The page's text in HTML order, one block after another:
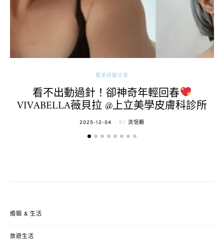
醫美經驗分享
看不出動過針！卻神奇年輕回春
VIVABELLA薇貝拉 @上立美學皮膚科診所
POSTED
2025-12-04 BY 流氓顆
婚姻 & 生活
旅遊生活